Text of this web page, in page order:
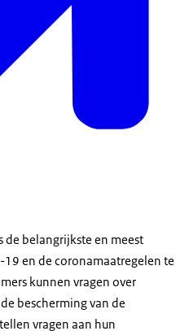
de belangrijkste en meest
en de coronamaatregelen te
kunnen vragen over
bescherming van de
vragen aan hun